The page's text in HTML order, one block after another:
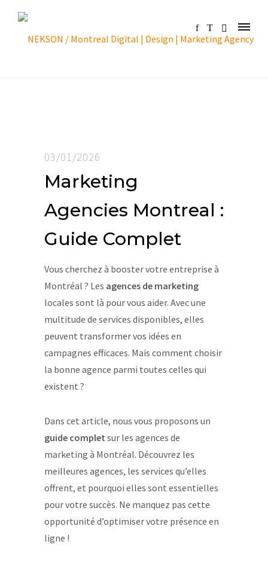
03/01/2026
Marketing
Agencies Montreal :
Guide Complet
Vous cherchez à booster votre entreprise à
Montréal ? Les agences de marketing
locales sont là pour vous aider. Avec une
multitude de services disponibles, elles
peuvent transformer vos idées en
campagnes efficaces. Mais comment choisir
la bonne agence parmi toutes celles qui
existent ?
Dans cet article, nous vous proposons un
guide complet sur les agences de
marketing à Montréal. Découvrez les
meilleures agences, les services qu’elles
offrent, et pourquoi elles sont essentielles
pour votre succès. Ne manquez pas cette
opportunité d’optimiser votre présence en
ligne !